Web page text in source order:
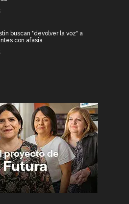
buscan "devolver la voz" a
con afasia